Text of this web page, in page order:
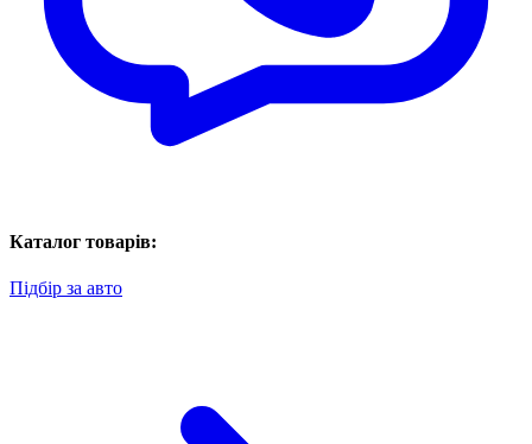
Каталог товарів:
Підбір за авто